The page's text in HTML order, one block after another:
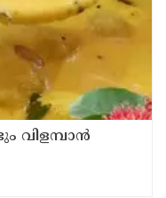
വിളമ്പാൻ